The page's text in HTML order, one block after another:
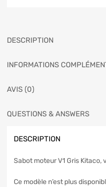
DESCRIPTION
INFORMATIONS
AVIS (0)
QUESTIONS & ANSWERS
DESCRIPTION
Sabot moteur V1 Gris Kitaco,
Ce modèle n’est plus